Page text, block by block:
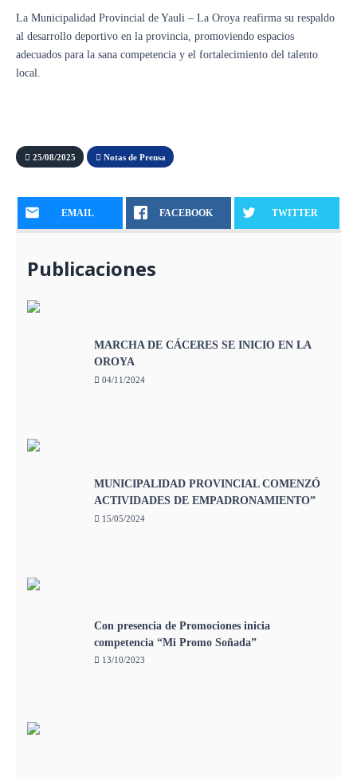
La Municipalidad Provincial de Yauli – La Oroya reafirma su respaldo
al desarrollo deportivo en la provincia, promoviendo espacios
adecuados para la sana competencia y el fortalecimiento del talento
local.
25/08/2025 Notas de Prensa
EMAIL FACEBOOK TWITTER
Publicaciones
MARCHA DE CÁCERES SE INICIO EN LA
OROYA
04/11/2024
MUNICIPALIDAD PROVINCIAL COMENZÓ
ACTIVIDADES DE EMPADRONAMIENTO”
15/05/2024
Con presencia de Promociones inicia
competencia “Mi Promo Soñada”
13/10/2023